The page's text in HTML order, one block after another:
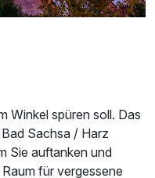
Winkel spüren soll. Das
Sachsa / Harz
Sie auftanken und
für vergessene